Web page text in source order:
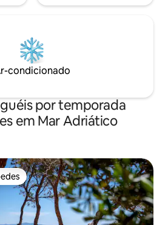
condicionado
por temporada
em Mar Adriático
dos hóspedes